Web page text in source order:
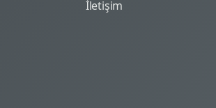
İletişim